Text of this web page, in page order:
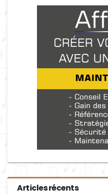
Articles récents